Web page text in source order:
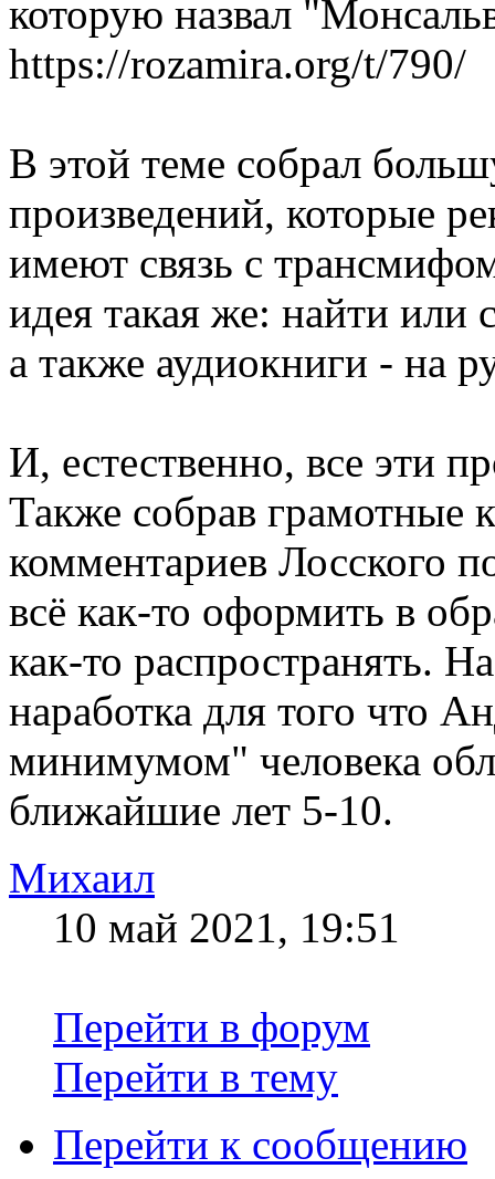
которую назвал
https://rozamira.org/t/790/
В этой теме собрал
произведений, которые
имеют связь с
идея такая же: найти или
а также аудиокниги - на
И, естественно, все эти
Также собрав грамотные
комментариев Лосского
всё как-то оформить в
как-то распространять.
наработка для того что
минимумом" человека
ближайшие лет 5-10.
Михаил
10 май 2021, 19:51
Перейти в форум
Перейти в тему
Перейти к сообщению